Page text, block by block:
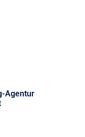
Agentur